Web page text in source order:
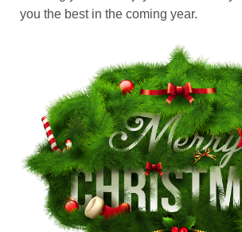
Mapa del Sitio
you the best in the coming year.